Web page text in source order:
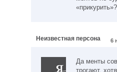
«прикурить»?
Неизвестная персона 6
Да менты
трогают,